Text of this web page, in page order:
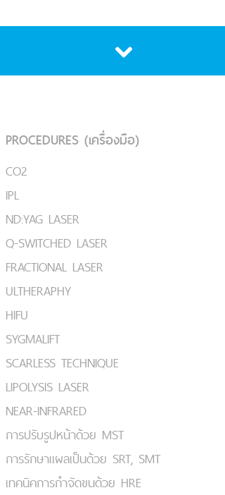
PROCEDURES (เครื่องมือ)
CO2
IPL
ND:YAG LASER
Q-SWITCHED LASER
FRACTIONAL LASER
ULTHERAPHY
HIFU
SYGMALIFT
SCARLESS TECHNIQUE
LIPOLYSIS LASER
NEAR-INFRARED
การปรับรูปหน้าด้วย MST
การรักษาแผลเป็นด้วย SRT, SMT
เทคนิคการกำจัดขนด้วย HRE